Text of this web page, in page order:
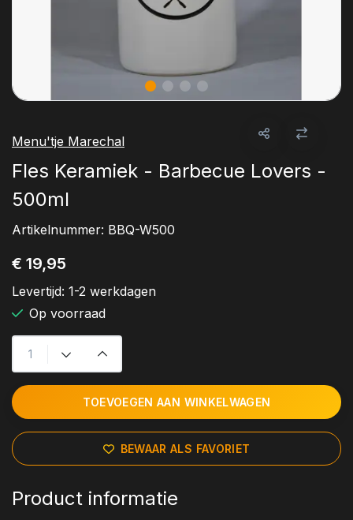
Menu'tje Marechal
Fles Keramiek - Barbecue Lovers -
500ml
Artikelnummer: BBQ-W500
€ 19,95
Levertijd: 1-2 werkdagen
Op voorraad
TOEVOEGEN AAN WINKELWAGEN
BEWAAR ALS FAVORIET
Product informatie